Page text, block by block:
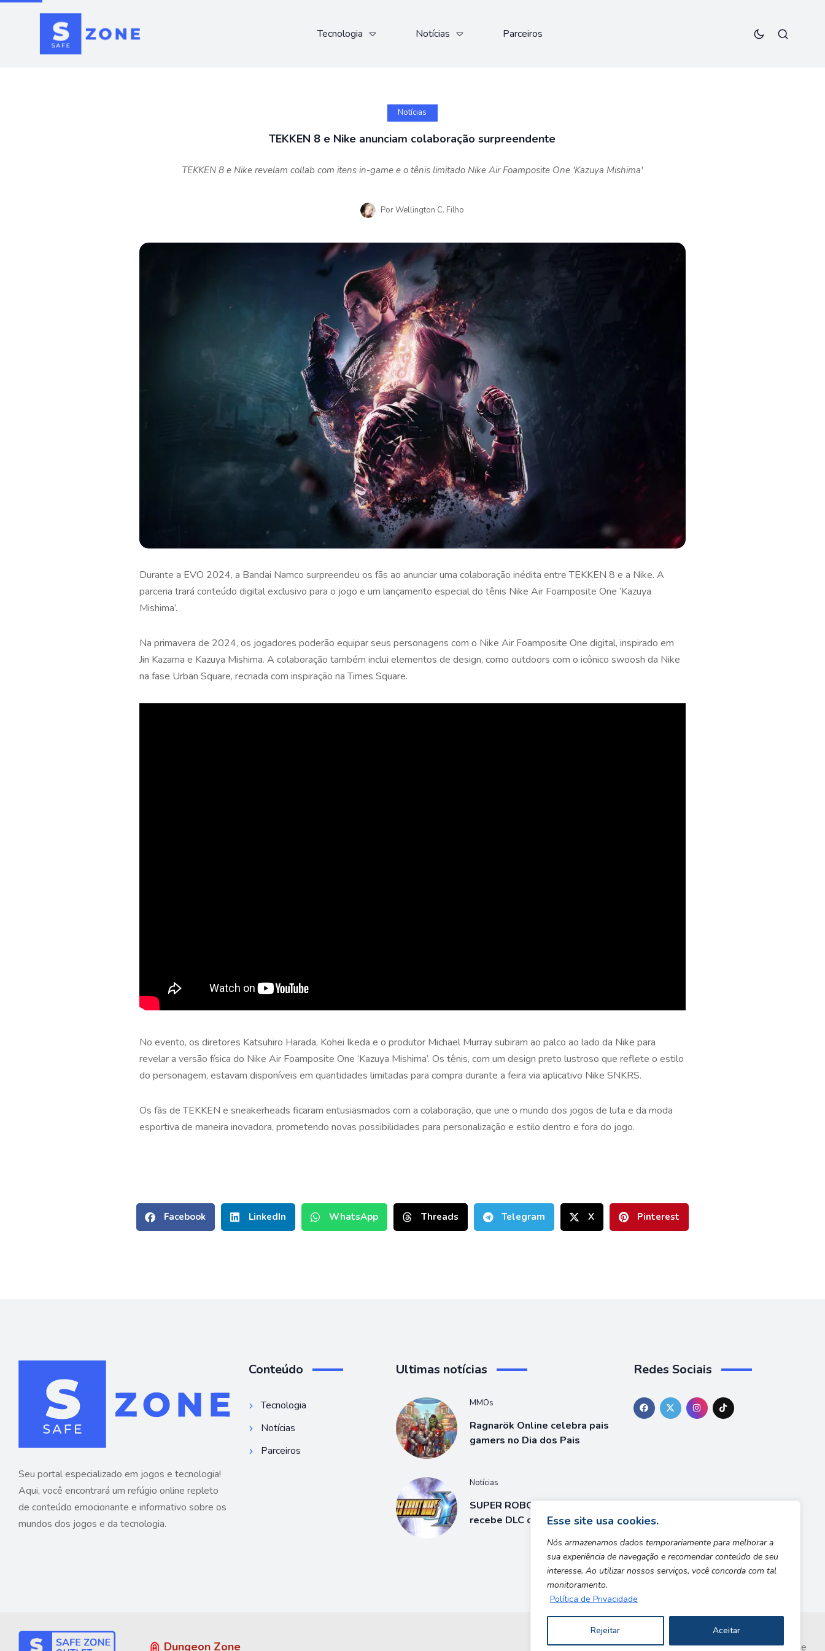
Esse site usa cookies.
Nós armazenamos dados temporariamente para melhorar a
sua experiência de navegação e recomendar conteúdo de seu
interesse. Ao utilizar nossos serviços, você concorda com tal
monitoramento.
Política de Privacidade
Rejeitar Aceitar
Tecnologia Notícias Parceiros
Notícias
TEKKEN 8 e Nike anunciam colaboração surpreendente
TEKKEN 8 e Nike revelam collab com itens in-game e o tênis limitado Nike Air Foamposite One 'Kazuya Mishima'
PorWellington C. Filho
Durante a EVO 2024, a Bandai Namco surpreendeu os fãs ao anunciar uma colaboração inédita entre TEKKEN 8 e a Nike. A
parceria trará conteúdo digital exclusivo para o jogo e um lançamento especial do tênis Nike Air Foamposite One ‘Kazuya
Mishima’.
Na primavera de 2024, os jogadores poderão equipar seus personagens com o Nike Air Foamposite One digital, inspirado em
Jin Kazama e Kazuya Mishima. A colaboração também inclui elementos de design, como outdoors com o icônico swoosh da Nike
na fase Urban Square, recriada com inspiração na Times Square.
No evento, os diretores Katsuhiro Harada, Kohei Ikeda e o produtor Michael Murray subiram ao palco ao lado da Nike para
revelar a versão física do Nike Air Foamposite One ‘Kazuya Mishima’. Os tênis, com um design preto lustroso que reflete o estilo
do personagem, estavam disponíveis em quantidades limitadas para compra durante a feira via aplicativo Nike SNKRS.
Os fãs de TEKKEN e sneakerheads ficaram entusiasmados com a colaboração, que une o mundo dos jogos de luta e da moda
esportiva de maneira inovadora, prometendo novas possibilidades para personalização e estilo dentro e fora do jogo.
Facebook LinkedIn WhatsApp Threads Telegram X Pinterest
Seu portal especializado em jogos e tecnologia!
Aqui, você encontrará um refúgio online repleto
de conteúdo emocionante e informativo sobre os
mundos dos jogos e da tecnologia.
Conteúdo
Tecnologia
Notícias
Parceiros
Ultimas notícias
MMOs
Ragnarök Online celebra pais
gamers no Dia dos Pais
Notícias
SUPER ROBOT WARS Y
recebe DLC de 35 anos
Redes Sociais
Dungeon Zone Copyright © 2026 | Desenvolvido por Safe Zone